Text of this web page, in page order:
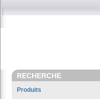
RECHERCHE
Produits